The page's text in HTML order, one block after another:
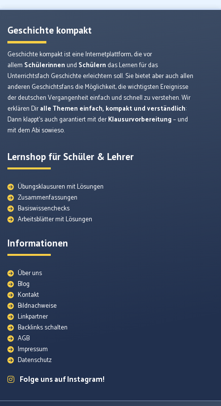
Lexikon
Themenunterseiten
Arbeitsblätter
Geschichte kompakt
Geschichte kompakt ist eine Internetplattform, die vor
allem Schülerinnen und Schülern das Lernen für das
Unterrichtsfach Geschichte erleichtern soll. Sie bietet aber auch allen
anderen Geschichtsfans die Möglichkeit, die wichtigsten Ereignisse
der deutschen Vergangenheit einfach und schnell zu verstehen. Wir
erklären Diralle Themen einfach, kompakt und verständlich:
Dann klappt’s auch garantiert mit derKlausurvorbereitung– und
mit dem Abi sowieso.
Lernshop für Schüler & Lehrer
Übungsklausuren mit Lösungen
Zusammenfassungen
Basiswissenchecks
Arbeitsblätter mit Lösungen
Informationen
Über uns
Blog
Kontakt
Bildnachweise
Linkpartner
Backlinks schalten
AGB
Impressum
Datenschutz
Folge uns auf Instagram!